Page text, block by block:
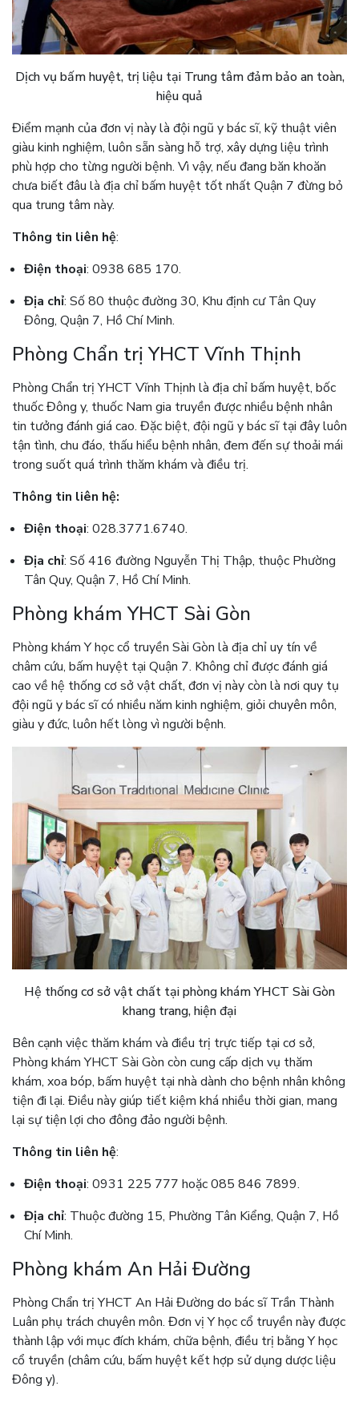
Dịch vụ bấm huyệt, trị liệu tại Trung tâm đảm bảo an toàn,
hiệu quả
Điểm mạnh của đơn vị này là đội ngũ y bác sĩ, kỹ thuật viên
giàu kinh nghiệm, luôn sẵn sàng hỗ trợ, xây dựng liệu trình
phù hợp cho từng người bệnh. Vì vậy, nếu đang băn khoăn
chưa biết đâu là địa chỉ bấm huyệt tốt nhất Quận 7 đừng bỏ
qua trung tâm này.
Thông tin liên hệ:
Điện thoại: 0938 685 170.
Địa chỉ: Số 80 thuộc đường 30, Khu định cư Tân Quy
Đông, Quận 7, Hồ Chí Minh.
Phòng Chẩn trị YHCT Vĩnh Thịnh
Phòng Chẩn trị YHCT Vĩnh Thịnh là địa chỉ bấm huyệt, bốc
thuốc Đông y, thuốc Nam gia truyền được nhiều bệnh nhân
tin tưởng đánh giá cao. Đặc biệt, đội ngũ y bác sĩ tại đây luôn
tận tình, chu đáo, thấu hiểu bệnh nhân, đem đến sự thoải mái
trong suốt quá trình thăm khám và điều trị.
Thông tin liên hệ:
Điện thoại: 028.3771.6740.
Địa chỉ: Số 416 đường Nguyễn Thị Thập, thuộc Phường
Tân Quy, Quận 7, Hồ Chí Minh.
Phòng khám YHCT Sài Gòn
Phòng khám Y học cổ truyền Sài Gòn là địa chỉ uy tín về
châm cứu, bấm huyệt tại Quận 7. Không chỉ được đánh giá
cao về hệ thống cơ sở vật chất, đơn vị này còn là nơi quy tụ
đội ngũ y bác sĩ có nhiều năm kinh nghiệm, giỏi chuyên môn,
giàu y đức, luôn hết lòng vì người bệnh.
Hệ thống cơ sở vật chất tại phòng khám YHCT Sài Gòn
khang trang, hiện đại
Bên cạnh việc thăm khám và điều trị trực tiếp tại cơ sở,
Phòng khám YHCT Sài Gòn còn cung cấp dịch vụ thăm
khám, xoa bóp, bấm huyệt tại nhà dành cho bệnh nhân không
tiện đi lại. Điều này giúp tiết kiệm khá nhiều thời gian, mang
lại sự tiện lợi cho đông đảo người bệnh.
Thông tin liên hệ:
Điện thoại: 0931 225 777 hoặc 085 846 7899.
Địa chỉ: Thuộc đường 15, Phường Tân Kiểng, Quận 7, Hồ
Chí Minh.
Phòng khám An Hải Đường
Phòng Chẩn trị YHCT An Hải Đường do bác sĩ Trần Thành
Luân phụ trách chuyên môn. Đơn vị Y học cổ truyền này được
thành lập với mục đích khám, chữa bệnh, điều trị bằng Y học
cổ truyền (châm cứu, bấm huyệt kết hợp sử dụng dược liệu
Đông y).